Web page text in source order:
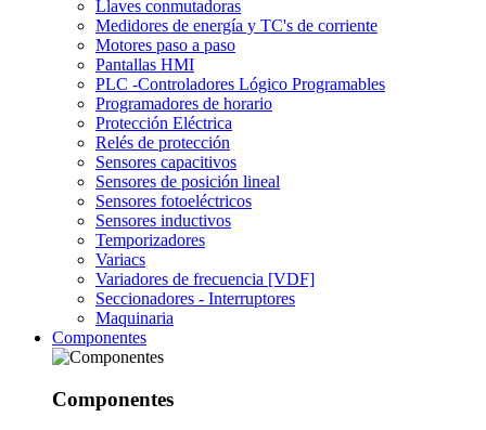
Llaves conmutadoras
Medidores de energía y TC's de corriente
Motores paso a paso
Pantallas HMI
PLC -Controladores Lógico Programables
Programadores de horario
Protección Eléctrica
Relés de protección
Sensores capacitivos
Sensores de posición lineal
Sensores fotoeléctricos
Sensores inductivos
Temporizadores
Variacs
Variadores de frecuencia [VDF]
Seccionadores - Interruptores
Maquinaria
Componentes
Componentes